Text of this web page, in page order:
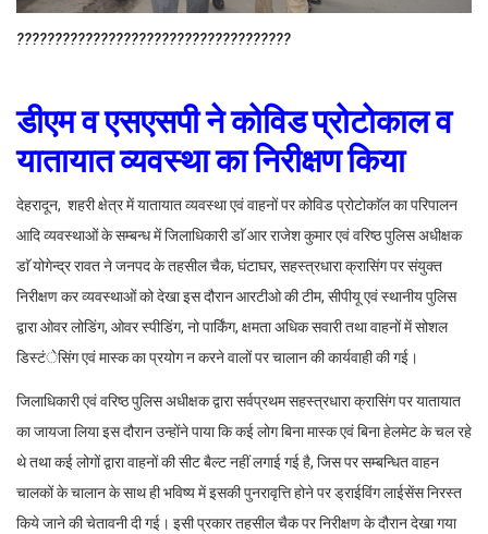
????????????????????????????????????
डीएम व एसएसपी ने कोविड प्रोटोकाल व
यातायात व्यवस्था का निरीक्षण किया
देहरादून, शहरी क्षेत्र में यातायात व्यवस्था एवं वाहनों पर कोविड प्रोटोकाॅल का परिपालन
आदि व्यवस्थाओं के सम्बन्ध में जिलाधिकारी डाॅ आर राजेश कुमार एवं वरिष्ठ पुलिस अधीक्षक
डाॅ योगेन्द्र रावत ने जनपद के तहसील चैक, घंटाघर, सहस्त्रधारा क्रासिंग पर संयुक्त
निरीक्षण कर व्यवस्थाओं को देखा इस दौरान आरटीओ की टीम, सीपीयू एवं स्थानीय पुलिस
द्वारा ओवर लोडिंग, ओवर स्पीडिंग, नो पार्किंग, क्षमता अधिक सवारी तथा वाहनों में सोशल
डिस्टंेसिंग एवं मास्क का प्रयोग न करने वालों पर चालान की कार्यवाही की गई।
जिलाधिकारी एवं वरिष्ठ पुलिस अधीक्षक द्वारा सर्वप्रथम सहस्त्रधारा क्रासिंग पर यातायात
का जायजा लिया इस दौरान उन्होंने पाया कि कई लोग बिना मास्क एवं बिना हेलमेट के चल रहे
थे तथा कई लोगों द्वारा वाहनों की सीट बैल्ट नहीं लगाई गई है, जिस पर सम्बन्धित वाहन
चालकों के चालान के साथ ही भविष्य में इसकी पुनरावृत्ति होने पर ड्राईविंग लाईसेंस निरस्त
किये जाने की चेतावनी दी गई। इसी प्रकार तहसील चैक पर निरीक्षण के दौरान देखा गया